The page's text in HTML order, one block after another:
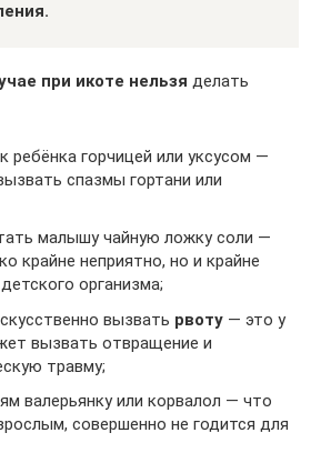
при икоте нельзя делать
ребёнка горчицей или уксусом —
спазмы гортани или
малышу чайную ложку соли —
крайне неприятно, но и крайне
организма;
вызвать рвоту — это у
вызвать отвращение и
травму;
валерьянку или корвалол — что
совершенно не годится для